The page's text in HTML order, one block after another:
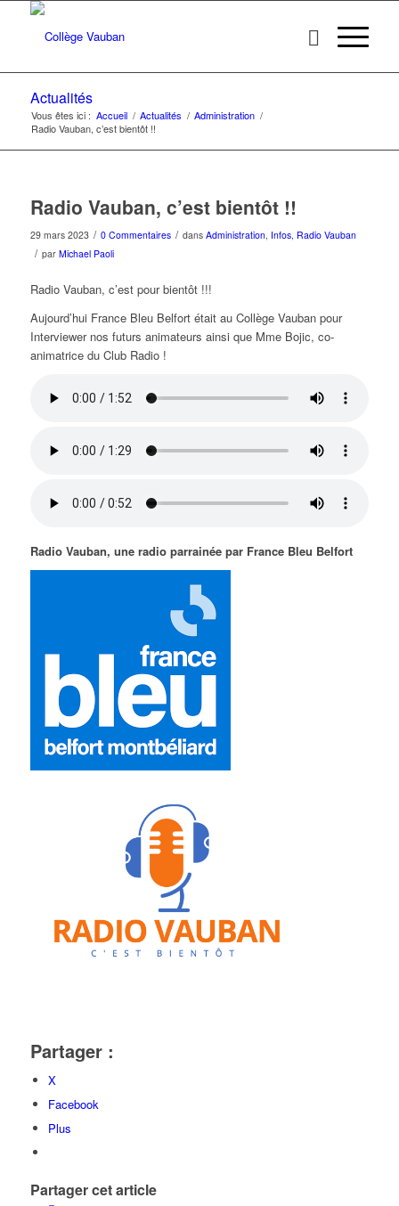
Actualités
Vous êtes ici : Accueil / Actualités / Administration /
Radio Vauban, c’est bientôt !!
Radio Vauban, c’est bientôt !!
29 mars 2023 / 0 Commentaires / dans Administration, Infos, Radio Vauban
/ par Michael Paoli
Radio Vauban, c’est pour bientôt !!!
Aujourd’hui France Bleu Belfort était au Collège Vauban pour
Interviewer nos futurs animateurs ainsi que Mme Bojic, co-
animatrice du Club Radio !
Radio Vauban, une radio parrainée par France Bleu Belfort
Partager :
X
Facebook
Plus
Partager cet article